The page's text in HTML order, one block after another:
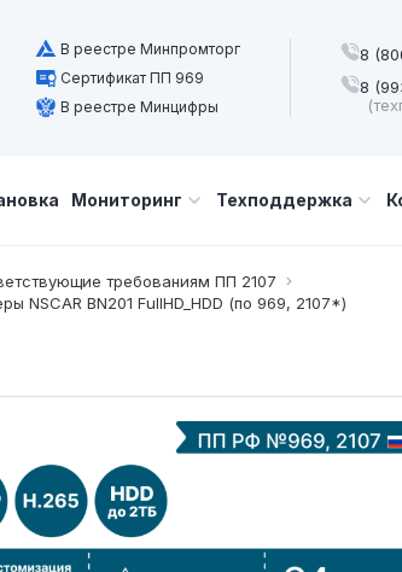
В реестре Минпромторг
Сертификат ПП 969
В реестре Минцифры
8
8
Мониторинг Техподдержка
требованиям ПП 2107
NSCAR BN201 FullHD_HDD (по 969, 2107*)